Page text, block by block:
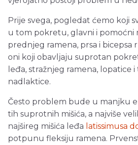
Prije svega, pogledat ćemo koji
u tom pokretu, glavni i pomoćni
prednjeg ramena, prsa i bicepsa
oni koji obavljaju suprotan
leđa, stražnjeg ramena, lopatice
nadlaktice.
Često problem bude u manjku
tih suprotnih mišića, a najviše
najšireg mišića leđa latissimusa
potpunu fleksiju ramena.